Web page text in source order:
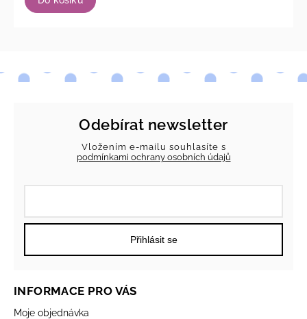
Odebírat newsletter
Vložením e-mailu souhlasíte s
podmínkami ochrany osobních údajů
Přihlásit se
INFORMACE PRO VÁS
Moje objednávka